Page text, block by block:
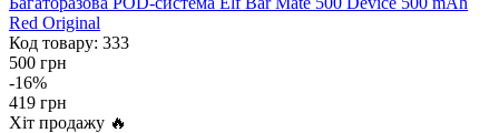
Red Original
Код товару: 333
500 грн
-16%
419 грн
Хіт продажу 🔥